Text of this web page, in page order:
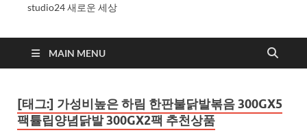
studio24 새로운 세상
MAIN MENU
[태그:] 가성비높은 하림 한판불닭발볶음 300GX5
팩튤립양념닭발 300GX2팩 추천상품